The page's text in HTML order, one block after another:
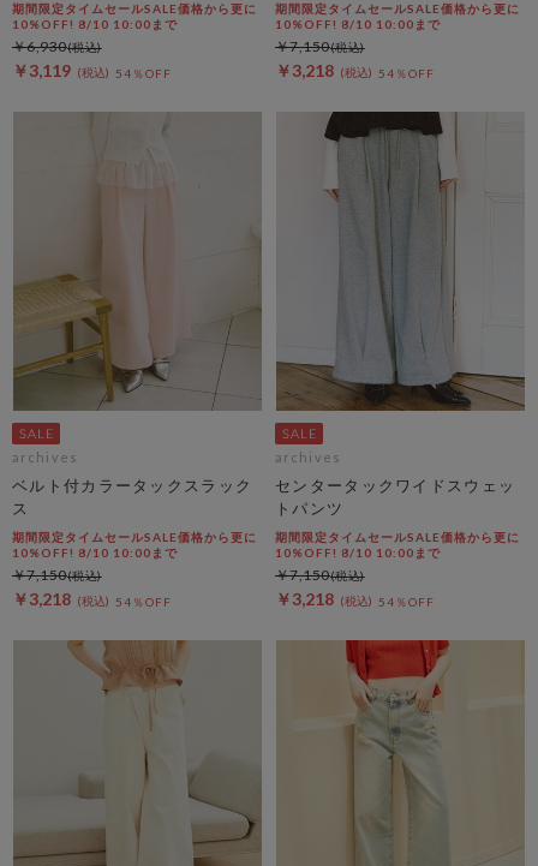
期間限定タイムセールSALE価格から更に
10%OFF! 8/10 10:00まで
￥3,119 54％OFF
￥6,930
期間限定タイムセールSALE価格から更に
10%OFF! 8/10 10:00まで
￥3,218 54％OFF
￥7,150
archives
ベルト付カラータックスラック
ス
期間限定タイムセールSALE価格から更に
10%OFF! 8/10 10:00まで
￥3,218 54％OFF
￥7,150
archives
センタータックワイドスウェッ
トパンツ
期間限定タイムセールSALE価格から更に
10%OFF! 8/10 10:00まで
￥3,218 54％OFF
￥7,150